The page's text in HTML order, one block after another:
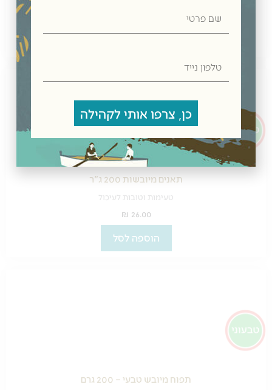
הוספה לסל
תאנים מיובשות 200 ג"ר
טעימות וטובות לעיכול
₪ 26.00
הוספה לסל
תפוח מיובש טבעי – 200 גרם
פרטי
נייד
כן, צרפו אותי לקהילה